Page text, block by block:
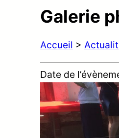
Galerie
Accueil >
Date de